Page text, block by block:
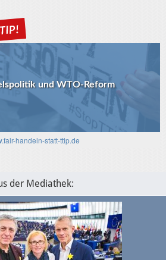
und WTO-Reform
und das transatlantische
handeln-statt-ttip.de
der Mediathek: